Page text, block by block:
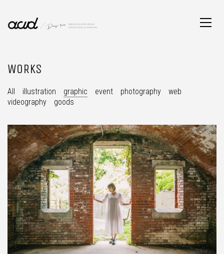
WORKS
All illustration graphic event photography
web
videography
goods